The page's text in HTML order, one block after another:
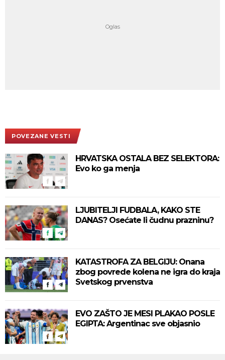
POVEZANE VESTI
HRVATSKA OSTALA BEZ SELEKTORA:
Evo ko ga menja
LJUBITELJI FUDBALA, KAKO STE
DANAS? Osećate li čudnu prazninu?
KATASTROFA ZA BELGIJU: Onana
zbog povrede kolena ne igra do kraja
Svetskog prvenstva
EVO ZAŠTO JE MESI PLAKAO POSLE
EGIPTA: Argentinac sve objasnio